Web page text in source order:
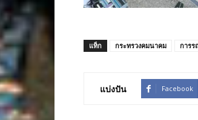
แท็ก กระทรวงคมนาคม การร
แบ่งปัน Facebook